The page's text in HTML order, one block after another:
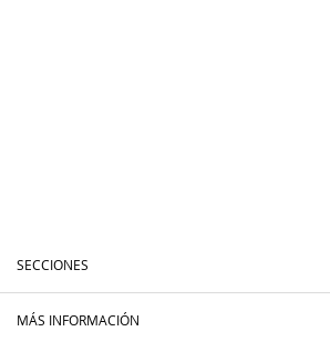
SECCIONES
MÁS INFORMACIÓN